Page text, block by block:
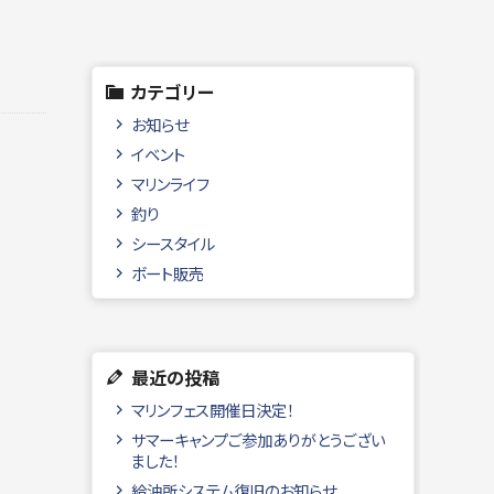
カテゴリー
お知らせ
イベント
マリンライフ
釣り
シースタイル
ボート販売
最近の投稿
マリンフェス開催日決定！
サマーキャンプご参加ありがとうござい
ました！